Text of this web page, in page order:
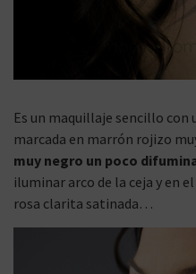
Es un maquillaje sencillo con
marcada en marrón rojizo
muy negro un poco
iluminar arco de la ceja y en
rosa clarita satinada…